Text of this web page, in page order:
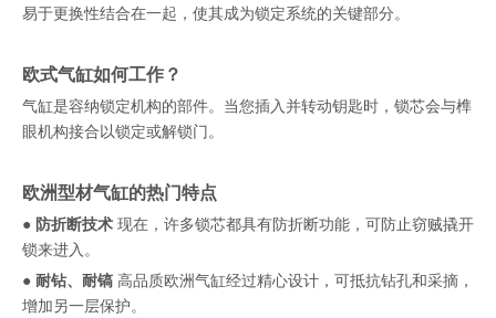
易于更换性结合在一起，使其成为锁定系统的关键部分。
欧式气缸如何工作？
气缸是容纳锁定机构的部件。当您插入并转动钥匙时，锁芯会与榫
眼机构接合以锁定或解锁门。
欧洲型材气缸的热门特点
● 防折断技术 现在，许多锁芯都具有防折断功能，可防止窃贼撬开
锁来进入。
● 耐钻、耐镐 高品质欧洲气缸经过精心设计，可抵抗钻孔和采摘，
增加另一层保护。